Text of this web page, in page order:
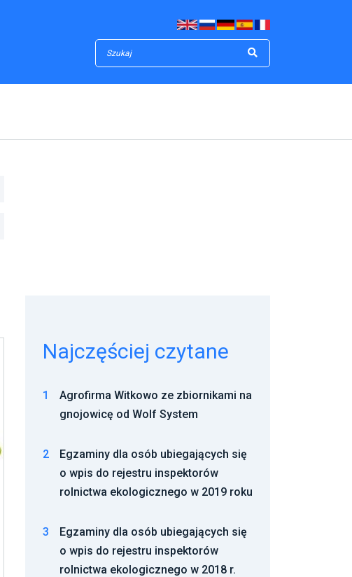
Najczęściej czytane
1
Agrofirma Witkowo ze zbiornikami na
gnojowicę od Wolf System
2
Egzaminy dla osób ubiegających się
o wpis do rejestru inspektorów
rolnictwa ekologicznego w 2019 roku
3
Egzaminy dla osób ubiegających się
o wpis do rejestru inspektorów
rolnictwa ekologicznego w 2018 r.